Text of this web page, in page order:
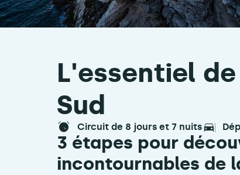
L'essentiel
Sud
circuit de 8 jours et 7 nuits
3 étapes pour
incontournables de